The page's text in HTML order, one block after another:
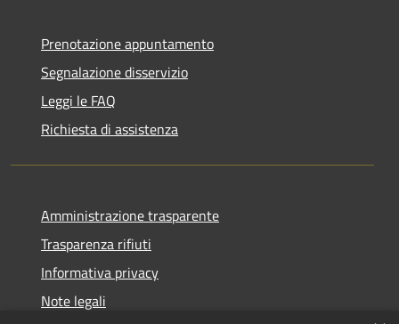
Prenotazione appuntamento
Segnalazione disservizio
Leggi le FAQ
Richiesta di assistenza
Amministrazione trasparente
Trasparenza rifiuti
Informativa privacy
Note legali